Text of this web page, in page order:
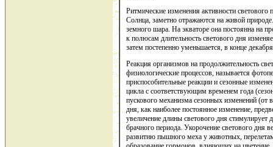
Ритмические изменения активности
Солнца, заметно отражаются на живой
земного шара. На экваторе она постоянна на
к полюсам длительность светового дня
затем постепенно уменьшается, в конце
Реакция организмов на продолжительность
физиологические процессов, называется
приспособительные реакции и сезонные
цикла с соответствующим временем года
пускового механизма сезонных изменений (от
дня, как наиболее постоянное изменение,
увеличение длины светового дня
брачного периода. Укорочение светового дня
развитию пышного меха у животных,